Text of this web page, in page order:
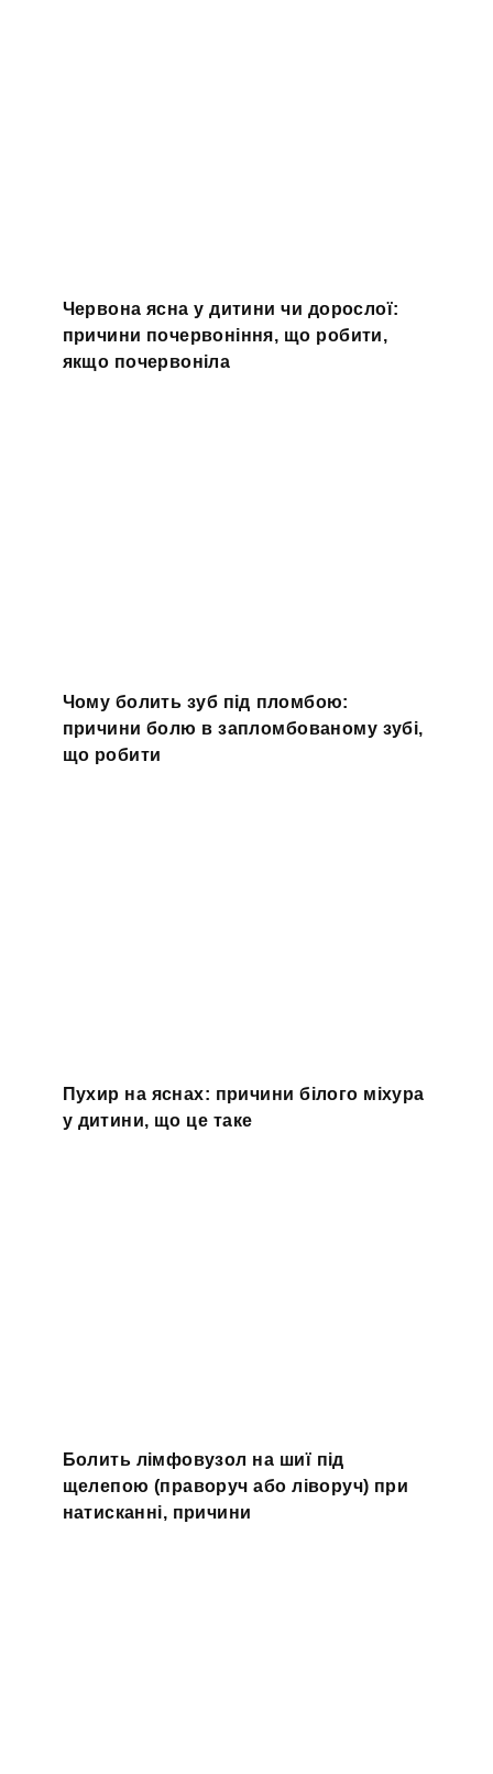
Червона ясна у дитини чи дорослої:
причини почервоніння, що робити,
якщо почервоніла
Чому болить зуб під пломбою:
причини болю в запломбованому зубі,
що робити
Пухир на яснах: причини білого міхура
у дитини, що це таке
Болить лімфовузол на шиї під
щелепою (праворуч або ліворуч) при
натисканні, причини